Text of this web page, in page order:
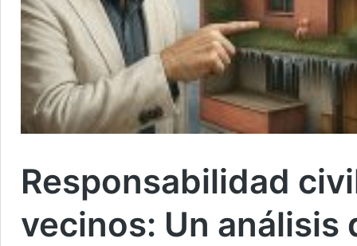
Responsabilidad
vecinos: Un análisis